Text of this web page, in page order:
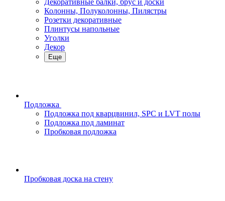
Декоративные балки, брус и доски
Колонны, Полуколонны, Пилястры
Розетки декоративные
Плинтусы напольные
Уголки
Декор
Еще
Подложка
Подложка под кварцвинил, SPC и LVT полы
Подложка под ламинат
Пробковая подложка
Пробковая доска на стену